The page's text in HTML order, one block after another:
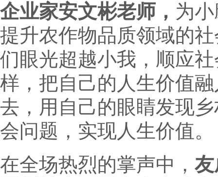
企业家安文彬老师， 为
提升农作物品质领域的
们眼光超越小我，顺应
样，把自己的人生价值
去，用自己的眼睛发现
会问题，实现人生价值。
在全场热烈的掌声中，